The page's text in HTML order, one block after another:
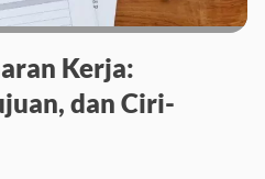
Kerja:
dan Ciri-